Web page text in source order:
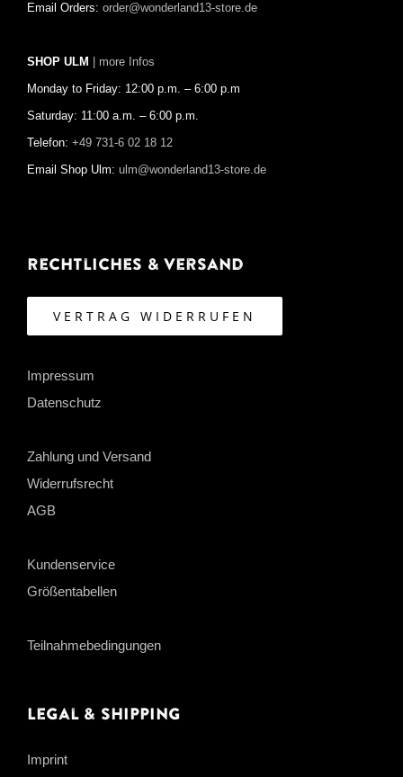
Email Orders: order@wonderland13-store.de
SHOP ULM | more Infos
Monday to Friday: 12:00 p.m. – 6:00 p.m
Saturday: 11:00 a.m. – 6:00 p.m.
Telefon: +49 731-6 02 18 12
Email Shop Ulm: ulm@wonderland13-store.de
Rechtliches & Versand
VERTRAG WIDERRUFEN
Impressum
Datenschutz
Zahlung und Versand
Widerrufsrecht
AGB
Kundenservice
Größentabellen
Teilnahmebedingungen
Legal & Shipping
Imprint